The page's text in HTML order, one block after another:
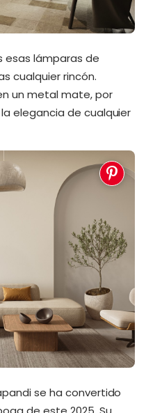
esas lámparas de
cualquier rincón.
un metal mate, por
elegancia de cualquier
se ha convertido